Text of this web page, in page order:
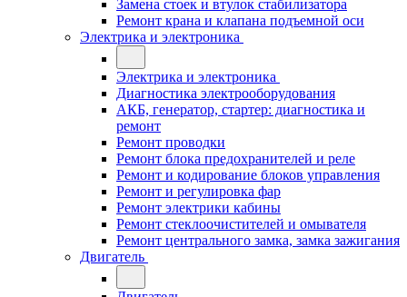
Замена стоек и втулок стабилизатора
Ремонт крана и клапана подъемной оси
Электрика и электроника
Электрика и электроника
Диагностика электрооборудования
АКБ, генератор, стартер: диагностика и
ремонт
Ремонт проводки
Ремонт блока предохранителей и реле
Ремонт и кодирование блоков управления
Ремонт и регулировка фар
Ремонт электрики кабины
Ремонт стеклоочистителей и омывателя
Ремонт центрального замка, замка зажигания
Двигатель